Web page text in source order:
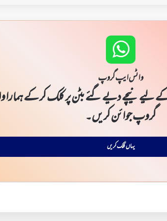
واٹس ایپ گروپ
لیے نیچے دیے گئے بٹن پر کلک کر کے
گروپ جوائن کریں۔
یہاں کلک کریں